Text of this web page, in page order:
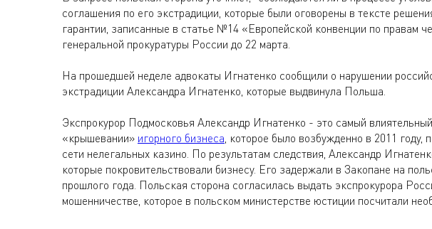
соглашения по его экстрадиции, которые были оговорены в тексте
гарантии, записанные в статье №14 «Европейской конвенции по правам
генеральной прокуратуры России до 22 марта.
На прошедшей неделе адвокаты Игнатенко сообщили о нарушении
экстрадиции Александра Игнатенко, которые выдвинула Польша.
Экспрокурор Подмосковья Александр Игнатенко - это самый
«крышевании» игорного бизнеса, которое было возбужденно в 2011 году,
сети нелегальных казино. По результатам следствия, Александр
которые покровительствовали бизнесу. Его задержали в Закопане на
прошлого года. Польская сторона согласилась выдать экспрокурора
мошенничестве, которое в польском министерстве юстиции посчитали